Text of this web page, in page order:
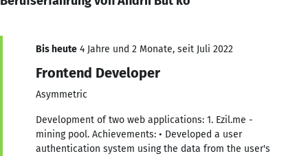
Bis heute 4 Jahre und 2 Monate, seit Juli 2022
Frontend Developer
Asymmetric
Development of two web applications: 1. Ezil.me -
mining pool. Achievements: • Developed a user
authentication system using the data from the user's